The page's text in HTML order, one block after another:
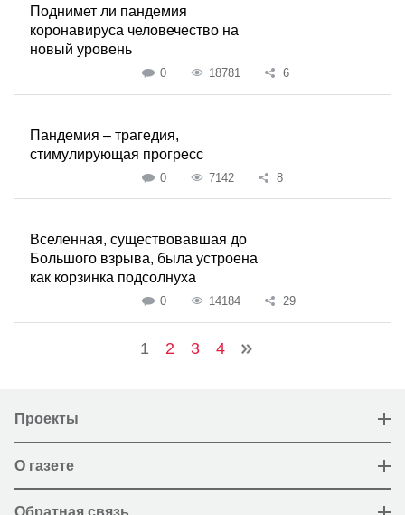
Поднимет ли пандемия
коронавируса человечество на
новый уровень
0 18781 6
Пандемия – трагедия,
стимулирующая прогресс
0 7142 8
Вселенная, существовавшая до
Большого взрыва, была устроена
как корзинка подсолнуха
0 14184 29
1 2 3 4
Проекты
О газете